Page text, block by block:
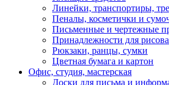
Линейки, транспортиры,
Пеналы, косметички и
Письменные и чертежные
Принадлежности для
Рюкзаки, ранцы, сумки
Цветная бумага и картон
Офис, студия, мастерская
Доски для письма и